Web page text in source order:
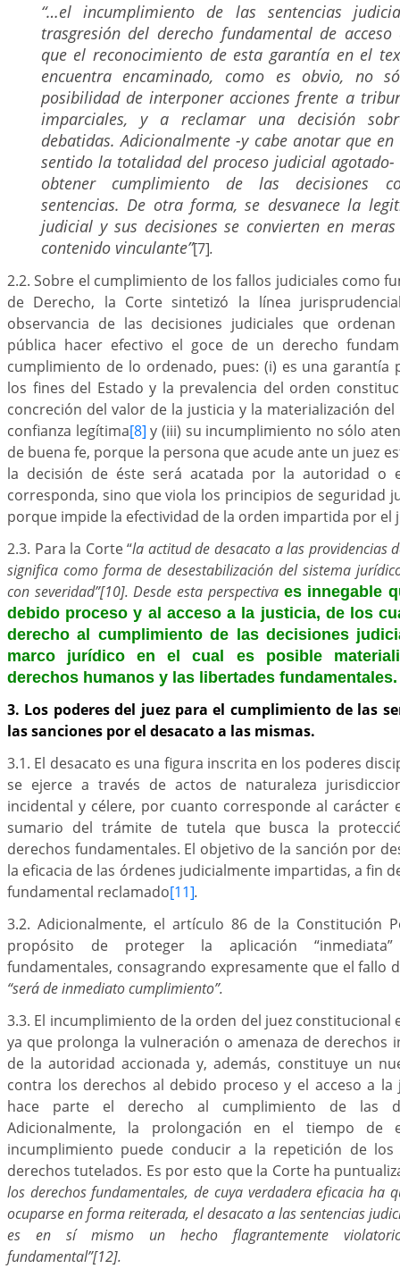
“…el incumplimiento de las sentencias
trasgresión del derecho fundamental de
que el reconocimiento de esta garantía en el
encuentra encaminado, como es obvio, no
posibilidad de interponer acciones frente a
imparciales, y a reclamar una decisión
debatidas. Adicionalmente -y cabe anotar que
sentido la totalidad del proceso judicial agotado-
obtener cumplimiento de las decisiones
sentencias. De otra forma, se desvanece la
judicial y sus decisiones se convierten en
contenido vinculante”[7].
2.2. Sobre el cumplimiento de los fallos judiciales como
de Derecho, la Corte sintetizó la línea
observancia de las decisiones judiciales que
pública hacer efectivo el goce de un derecho
cumplimiento de lo ordenado, pues: (i) es una garantía
los fines del Estado y la prevalencia del orden
concreción del valor de la justicia y la materialización
confianza legítima[8] y (iii) su incumplimiento no sólo
de buena fe, porque la persona que acude ante un juez
la decisión de éste será acatada por la autoridad o
corresponda, sino que viola los principios de seguridad
porque impide la efectividad de la orden impartida por el
2.3. Para la Corte “la actitud de desacato a las providencias
significa como forma de desestabilización del sistema
con severidad”[10]. Desde esta perspectiva es innegable
debido proceso y al acceso a la justicia, de los
derecho al cumplimiento de las decisiones
marco jurídico en el cual es posible
derechos humanos y las libertades fundamentales.
3. Los poderes del juez para el cumplimiento de las
las sanciones por el desacato a las mismas.
3.1. El desacato es una figura inscrita en los poderes
se ejerce a través de actos de naturaleza
incidental y célere, por cuanto corresponde al carácter
sumario del trámite de tutela que busca la
derechos fundamentales. El objetivo de la sanción por
la eficacia de las órdenes judicialmente impartidas, a fin
fundamental reclamado[11].
3.2. Adicionalmente, el artículo 86 de la Constitución
propósito de proteger la aplicación
fundamentales, consagrando expresamente que el fallo
“será de inmediato cumplimiento”.
3.3. El incumplimiento de la orden del juez constitucional
ya que prolonga la vulneración o amenaza de derechos
de la autoridad accionada y, además, constituye un
contra los derechos al debido proceso y el acceso a la
hace parte el derecho al cumplimiento de las
Adicionalmente, la prolongación en el tiempo de
incumplimiento puede conducir a la repetición de
derechos tutelados. Es por esto que la Corte ha
los derechos fundamentales, de cuya verdadera eficacia ha
ocuparse en forma reiterada, el desacato a las sentencias
es en sí mismo un hecho flagrantemente
fundamental”[12].